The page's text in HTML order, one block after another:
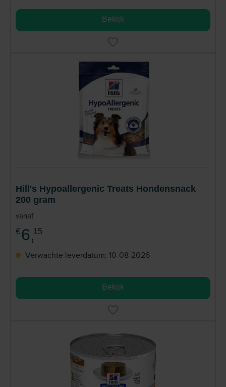
Bekijk
Hill's Hypoallergenic Treats Hondensnack
200 gram
vanaf
€ 6,15
Verwachte leverdatum: 10-08-2026
Bekijk